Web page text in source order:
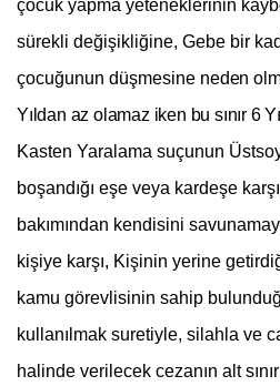
çocuk yapma yeteneklerinin
sürekli değişikliğine, Gebe bir
çocuğunun düşmesine neden
Yıldan az olamaz iken bu sınır 6
Kasten Yaralama suçunun
boşandığı eşe veya kardeşe
bakımından kendisini
kişiye karşı, Kişinin yerine
kamu görevlisinin sahip
kullanılmak suretiyle, silahla ve
halinde verilecek cezanın alt